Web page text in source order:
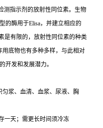
测指示剂的放射性同位素。生物
的酶用于Elisa，并建立相应的
是有限的，放射性同位素的种类
用底物也有多种多样，与此相对
开发和发展潜力。
浆、血清、血浆、尿液、胸
一天；需更长时间须冷冻